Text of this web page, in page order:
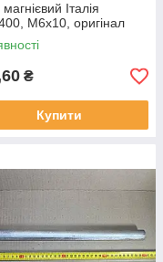
Італія
M6x10, оригінал
₴
Купити